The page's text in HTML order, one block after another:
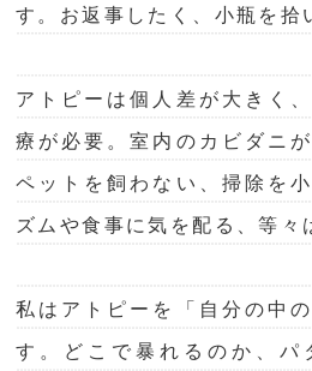
す。お返事したく、小瓶を拾
アトピーは個人差が大きく
療が必要。室内のカビダニ
ペットを飼わない、掃除を
ズムや食事に気を配る、等
私はアトピーを「自分の中
す。どこで暴れるのか、パ